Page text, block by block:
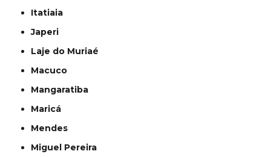
Itatiaia
Japeri
Laje do Muriaé
Macuco
Mangaratiba
Maricá
Mendes
Miguel Pereira